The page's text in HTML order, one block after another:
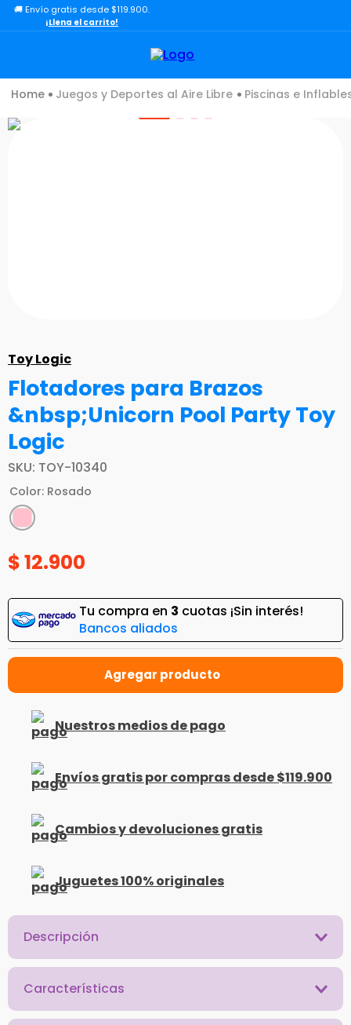
🚚 Envío gratis desde $119.900.
¡Llena el carrito!
Juegos y Deportes al Aire Libre Piscinas e
Toy Logic
Flotadores para Brazos
&nbsp;Unicorn Pool Party Toy
Logic
SKU: TOY-10340
Color: Rosado
$12.900
Tu compra en 3 cuotas ¡Sin interés!
Bancos aliados
Nuestros medios de pago
Envíos gratis por compras desde $119.900
Cambios y devoluciones gratis
Juguetes 100% originales
Descripción
Características
TÉRMINOS MÁS BUSCADOS
3.
carro
4